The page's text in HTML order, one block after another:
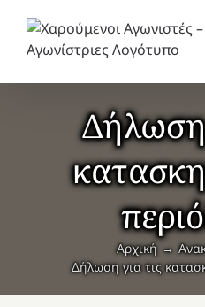
περιεχόμενο
Δήλωση
Αρχική
Δήλωση για τις